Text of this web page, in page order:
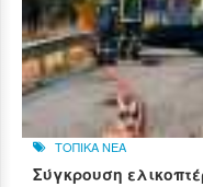
ΤΟΠΙΚΑ ΝΕΑ
Σύγκρουση